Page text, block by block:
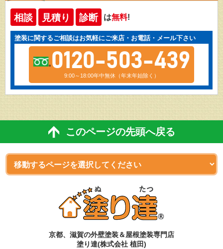
相談 見積り 診断 は無料!
塗装に関するご相談はお気軽にご来店・お電話・メール下さい
0120-503-439
9:00～18:00年中無休（年末年始除く）
このページの先頭へ戻る
京都、滋賀の外壁塗装＆屋根塗装専門店
塗り達(株式会社 植田)